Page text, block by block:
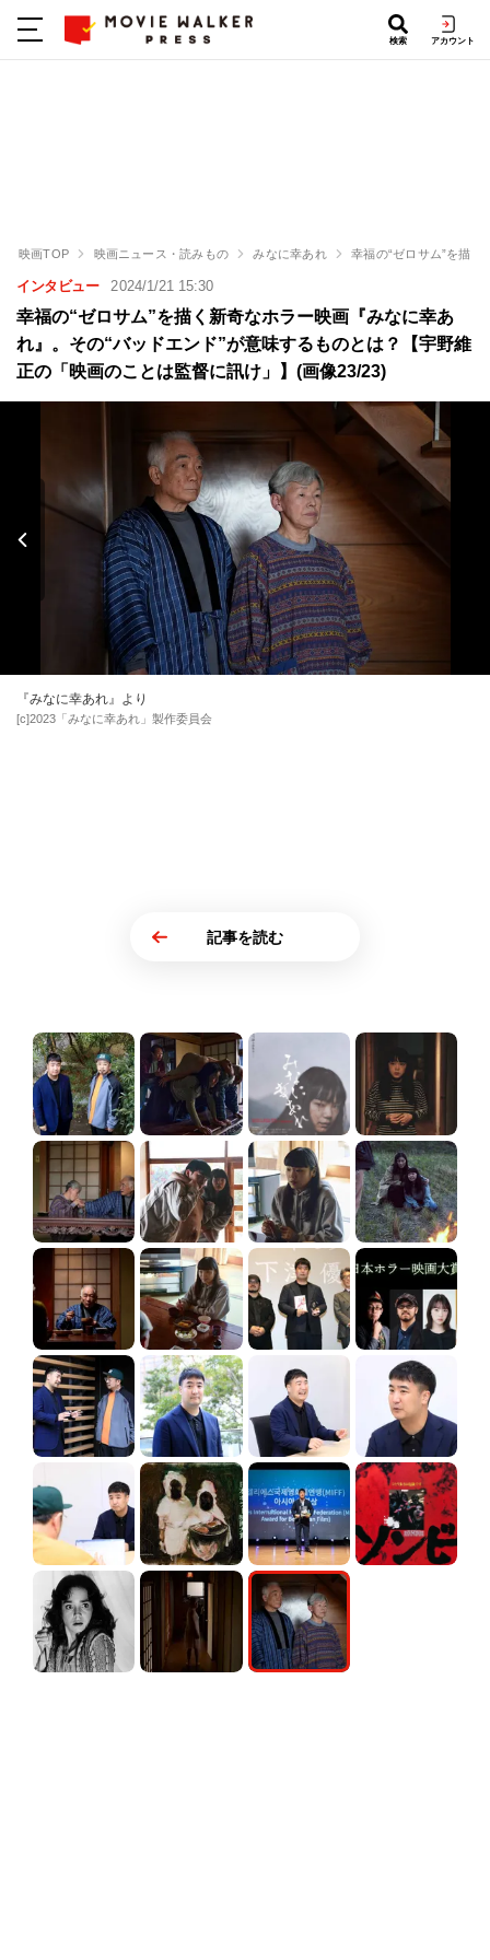
検索 アカウント
映画TOP 映画ニュース・読みもの みなに幸あれ 幸福の“ゼロサム”を描
インタビュー 2024/1/21 15:30
幸福の“ゼロサム”を描く新奇なホラー映画『みなに幸あ
れ』。その“バッドエンド”が意味するものとは？【宇野維
正の「映画のことは監督に訊け」】(画像23/23)
『みなに幸あれ』より
[c]2023「みなに幸あれ」製作委員会
記事を読む